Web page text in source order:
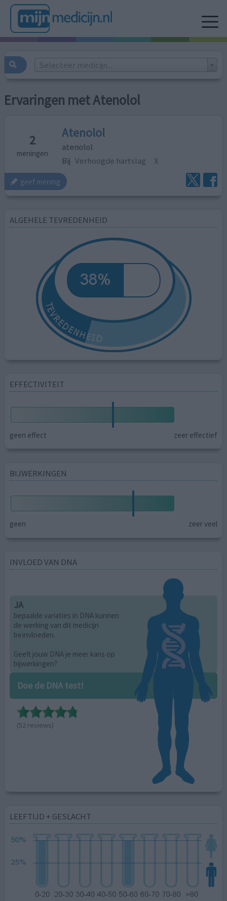
Selecteer medicijn...
Ervaringen met Atenolol
2
meningen
Atenolol
atenolol
Bij Verhoogde hartslag X
geef mening
ALGEHELE TEVREDENHEID
EFFECTIVITEIT
geen effect zeer effectief
BIJWERKINGEN
geen zeer veel
INVLOED VAN DNA
JA
bepaalde variaties in DNA kunnen
de werking van dit medicijn
beïnvloeden.
Geeft jouw DNA je meer kans op
bijwerkingen?
Doe de DNA test!
(52 reviews)
LEEFTIJD + GESLACHT